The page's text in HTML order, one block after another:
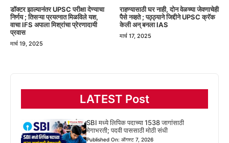
डॉक्टर झाल्यानंतर UPSC परीक्षा देण्याचा
निर्णय ; तिसऱ्या प्रयत्नात मिळविले यश,
वाचा IFS अपाला मिश्रांचा प्रेरणादायी
प्रवास
मार्च 19, 2025
राहण्यासाठी घर नाही, दोन वेळच्या जेवणाचेही
पैसे नव्हते ; पठ्ठ्याने जिद्दीने UPSC क्रॅक
केली अन् बनला IAS
मार्च 17, 2025
LATEST Post
SBI मध्ये लिपिक पदाच्या 1538 जागांसाठी
मेगाभरती; पदवी पाससाठी मोठी संधी
Published On: ऑगस्ट 7, 2026